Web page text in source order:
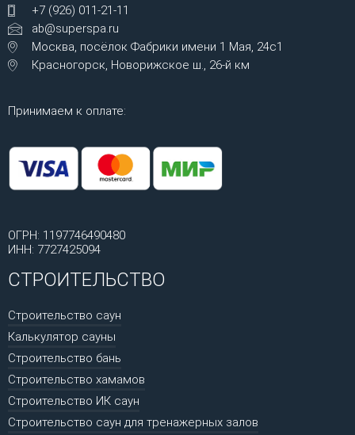
+7 (926) 011-21-11
ab@superspa.ru
Москва, посёлок Фабрики имени 1 Мая, 24с1
Красногорск, Новорижское ш., 26-й км
Принимаем к оплате:
ОГРН: 1197746490480
ИНН: 7727425094
СТРОИТЕЛЬСТВО
Строительство саун
Калькулятор сауны
Строительство бань
Строительство хамамов
Строительство ИК саун
Строительство саун для тренажерных залов